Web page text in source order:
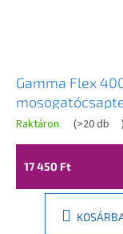
Gamma Flex
flexibilis karral, 2
funkciós
fekete-grafit,
Raktáron (>20 db )
17 450 Ft